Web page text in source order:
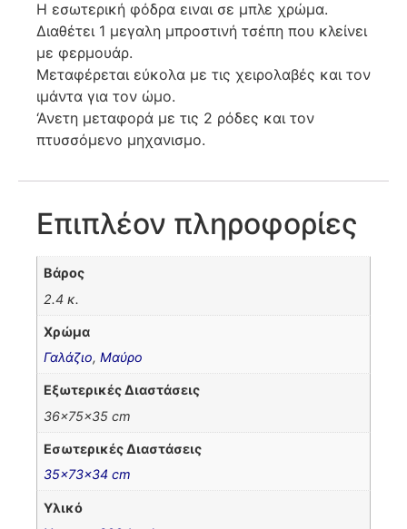
Η εσωτερική φόδρα ειναι σε μπλε χρώμα.
Διαθέτει 1 μεγαλη μπροστινή τσέπη που κλείνει
με φερμουάρ.
Μεταφέρεται εύκολα με τις χειρολαβές και τον
ιμάντα για τον ώμο.
‘Ανετη μεταφορά με τις 2 ρόδες και τον
πτυσσόμενο μηχανισμο.
Επιπλέον πληροφορίες
Βάρος
2.4 κ.
Χρώμα
Γαλάζιο,Μαύρο
Εξωτερικές Διαστάσεις
36x75x35 cm
Εσωτερικές Διαστάσεις
35x73x34 cm
Υλικό